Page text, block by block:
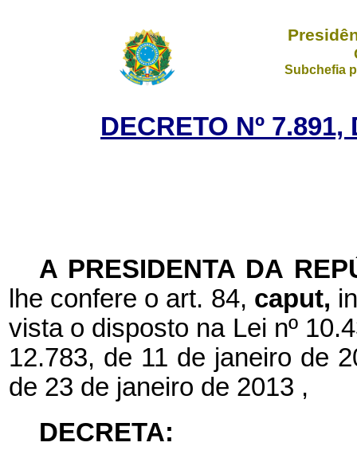
Subchefia
DECRETO Nº
A PRESIDENTA DA
lhe confere o art. 84, caput,
vista o disposto na Lei nº
12.783, de 11 de janeiro de
de 23 de janeiro de 2013 ,
DECRETA: